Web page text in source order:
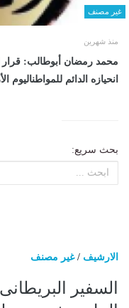
غير مصنف
منذ شهرين
محمد رمضان أبوطالب: قرار
انحيازه الدائم للمواطناليوم الأربعاء، 24 يونيو
بحث سريع:
الارشيف /غير مصنف
السفير